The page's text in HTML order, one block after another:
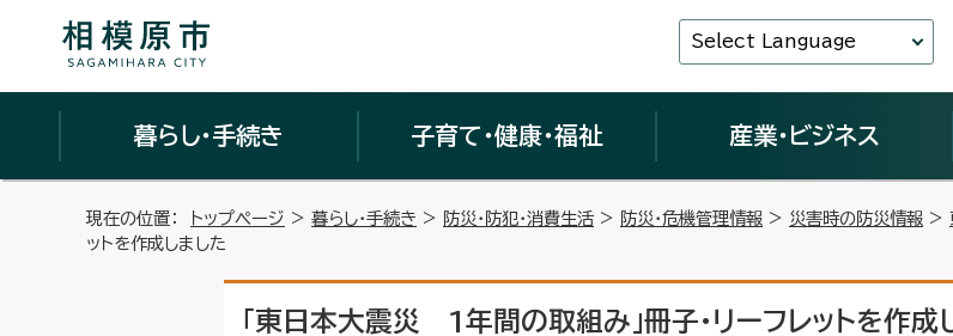
Select Language
暮らし・手続き 子育て・健康・福祉 産業・ビジネス
現在の位置： トップページ > 暮らし・手続き > 防災・防犯・消費生活 > 防災・危機管理情報 > 災害時の防災情報 >
ットを作成しました
「東日本大震災 1年間の取組み」冊子・リーフレットを作成